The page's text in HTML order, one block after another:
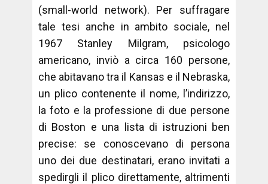
(small-world network). Per suffragare
tale tesi anche in ambito sociale, nel
1967 Stanley Milgram, psicologo
americano, inviò a circa 160 persone,
che abitavano tra il Kansas e il Nebraska,
un plico contenente il nome, l’indirizzo,
la foto e la professione di due persone
di Boston e una lista di istruzioni ben
precise: se conoscevano di persona
uno dei due destinatari, erano invitati a
spedirgli il plico direttamente, altrimenti